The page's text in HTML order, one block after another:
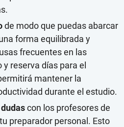
de modo que puedas abarcar
forma equilibrada y
frecuentes en las
reserva días para el
mantener la
durante el estudio.
con los profesores de
preparador personal. Esto